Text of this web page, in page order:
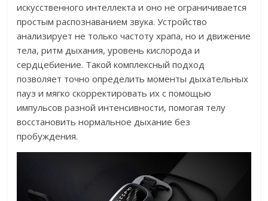
искусственного интеллекта и оно не ограничивается
простым распознаванием звука. Устройство
анализирует не только частоту храпа, но и движение
тела, ритм дыхания, уровень кислорода и
сердцебиение. Такой комплексный подход
позволяет точно определить моменты дыхательных
пауз и мягко скорректировать их с помощью
импульсов разной интенсивности, помогая телу
восстановить нормальное дыхание без
пробуждения.